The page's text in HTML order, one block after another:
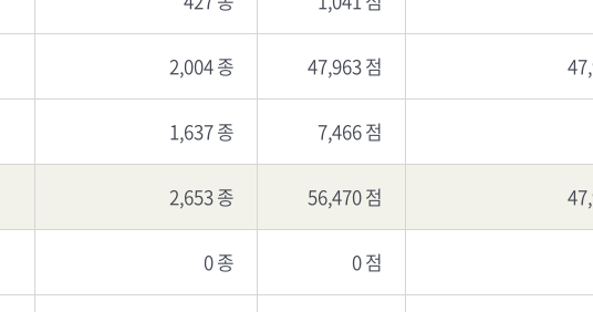
2,004 종 47,963 점
1,637 종 7,466 점
2,653 종 56,470 점
0 종 0 점